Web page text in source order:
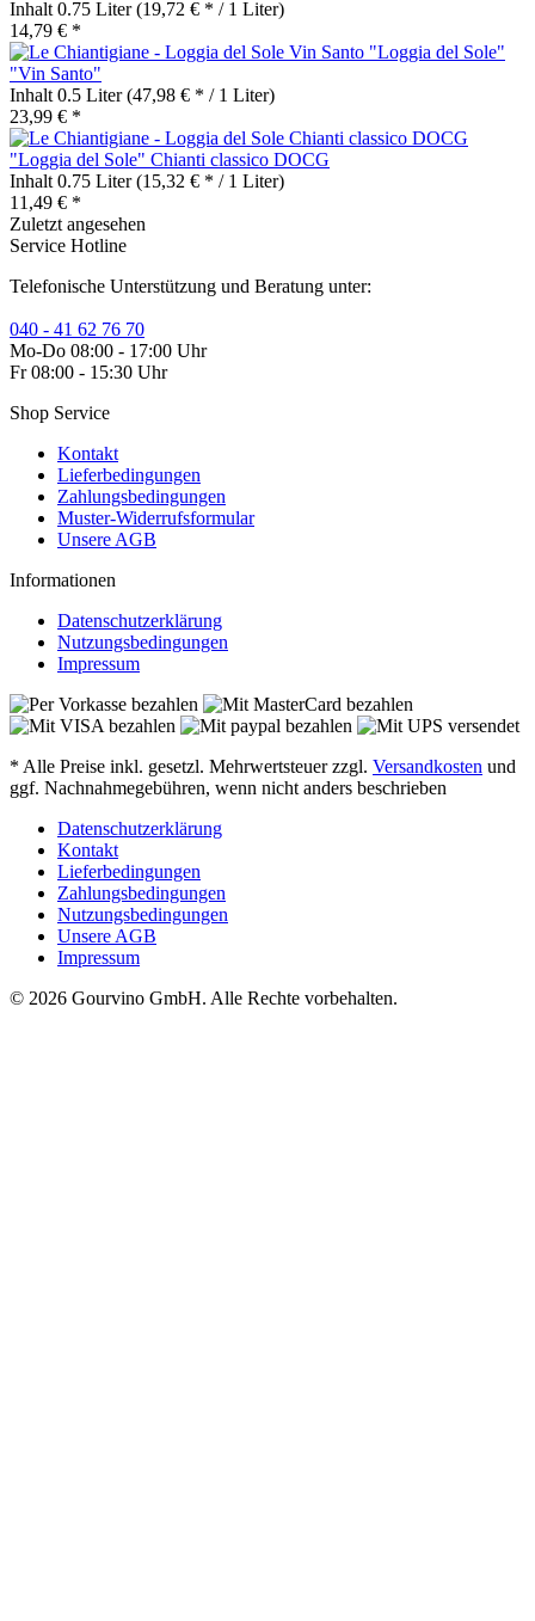
Inhalt 0.75 Liter(19,72 € * / 1 Liter)
14,79 € *
"Loggia del Sole"
"Vin Santo"
Inhalt 0.5 Liter(47,98 € * / 1 Liter)
23,99 € *
"Loggia del Sole" Chianti classico DOCG
Inhalt 0.75 Liter(15,32 € * / 1 Liter)
11,49 € *
Zuletzt angesehen
Service Hotline
Telefonische Unterstützung und Beratung unter:
040 - 41 62 76 70
Mo-Do 08:00 - 17:00 Uhr
Fr 08:00 - 15:30 Uhr
Shop Service
Kontakt
Lieferbedingungen
Zahlungsbedingungen
Muster-Widerrufsformular
Unsere AGB
Informationen
Datenschutzerklärung
Nutzungsbedingungen
Impressum
* Alle Preise inkl. gesetzl. Mehrwertsteuer zzgl. Versandkosten und
ggf. Nachnahmegebühren, wenn nicht anders beschrieben
Datenschutzerklärung
Kontakt
Lieferbedingungen
Zahlungsbedingungen
Nutzungsbedingungen
Unsere AGB
Impressum
© 2026 Gourvino GmbH. Alle Rechte vorbehalten.